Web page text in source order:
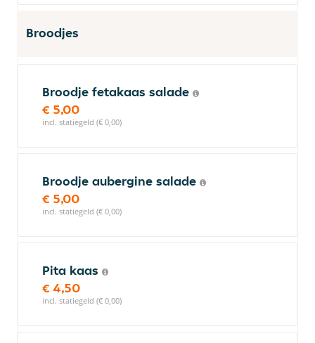
Broodjes
Broodje fetakaas salade
€ 5,00
incl. statiegeld (€ 0,00)
Broodje aubergine salade
€ 5,00
incl. statiegeld (€ 0,00)
Pita kaas
€ 4,50
incl. statiegeld (€ 0,00)